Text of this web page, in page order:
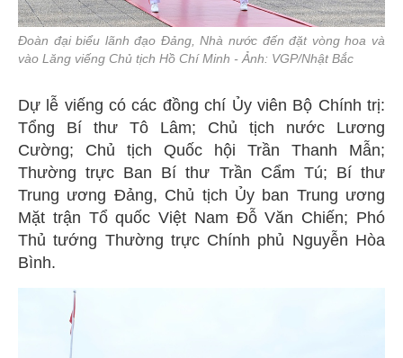
Đoàn đại biểu lãnh đạo Đảng, Nhà nước đến đặt vòng hoa và
vào Lăng viếng Chủ tịch Hồ Chí Minh - Ảnh: VGP/Nhật Bắc
Dự lễ viếng có các đồng chí Ủy viên Bộ Chính trị:
Tổng Bí thư Tô Lâm; Chủ tịch nước Lương
Cường; Chủ tịch Quốc hội Trần Thanh Mẫn;
Thường trực Ban Bí thư Trần Cẩm Tú; Bí thư
Trung ương Đảng, Chủ tịch Ủy ban Trung ương
Mặt trận Tổ quốc Việt Nam Đỗ Văn Chiến; Phó
Thủ tướng Thường trực Chính phủ Nguyễn Hòa
Bình.